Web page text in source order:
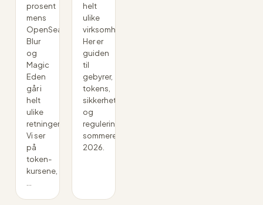
prosent
mens
OpenSea,
Blur
og
Magic
Eden
går i
helt
ulike
retninger.
Vi ser
på
token-
kursene,
helt
ulike
virksomheter.
Her er
guiden
til
gebyrer,
tokens,
sikkerhet
og
regulering
sommeren
2026.